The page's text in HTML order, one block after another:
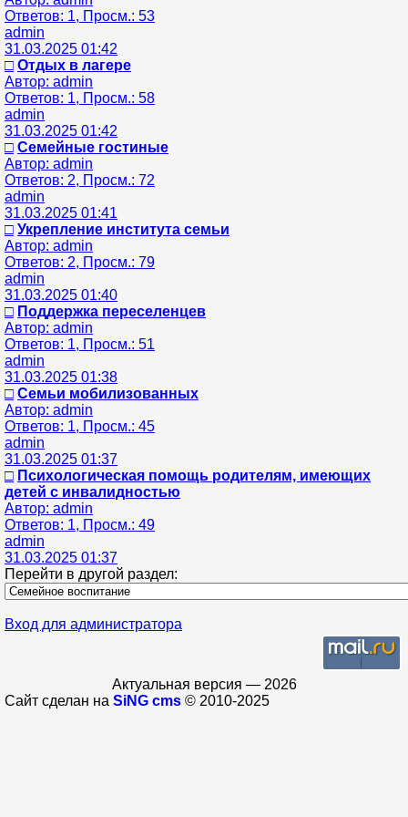
Ответов: 1, Просм.: 53
admin
31.03.2025 01:42
□ Отдых в лагере
Автор: admin
Ответов: 1, Просм.: 58
admin
31.03.2025 01:42
□ Семейные гостиные
Автор: admin
Ответов: 2, Просм.: 72
admin
31.03.2025 01:41
□ Укрепление института семьи
Автор: admin
Ответов: 2, Просм.: 79
admin
31.03.2025 01:40
□ Поддержка переселенцев
Автор: admin
Ответов: 1, Просм.: 51
admin
31.03.2025 01:38
□ Семьи мобилизованных
Автор: admin
Ответов: 1, Просм.: 45
admin
31.03.2025 01:37
□ Психологическая помощь родителям, имеющих
детей с инвалидностью
Автор: admin
Ответов: 1, Просм.: 49
admin
31.03.2025 01:37
Перейти в другой раздел:
Вход для администратора
Актуальная версия — 2026
Сайт сделан на SiNG cms © 2010-2025